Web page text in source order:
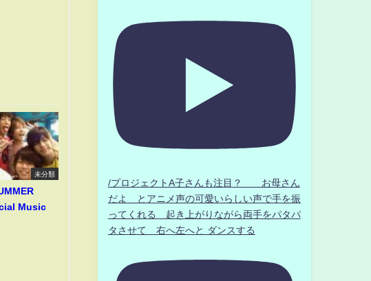
未分類
Music
/プロジェクトA子さんも注目？ お母さん
だよ とアニメ声の可愛いらしい声で手を振
ってくれる 起き上がりながら両手をパタパ
タさせて 右へ左へと ダンスする